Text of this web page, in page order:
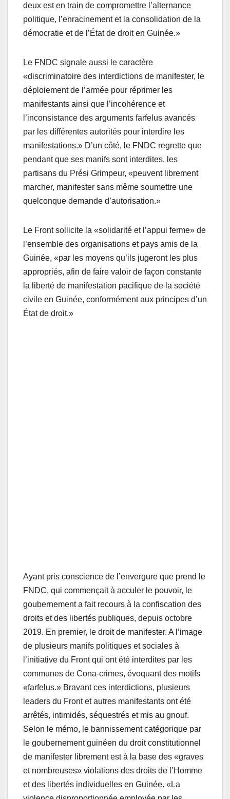
deux est en train de compromettre l’alternance
politique, l’enracinement et la consolidation de la
démocratie et de l’État de droit en Guinée.»
Le FNDC signale aussi le caractère
«discriminatoire des interdictions de manifester, le
déploiement de l’armée pour réprimer les
manifestants ainsi que l’incohérence et
l’inconsistance des arguments farfelus avancés
par les différentes autorités pour interdire les
manifestations.» D’un côté, le FNDC regrette que
pendant que ses manifs sont interdites, les
partisans du Prési Grimpeur, «peuvent librement
marcher, manifester sans même soumettre une
quelconque demande d’autorisation.»
Le Front sollicite la «solidarité et l’appui ferme» de
l’ensemble des organisations et pays amis de la
Guinée, «par les moyens qu’ils jugeront les plus
appropriés, afin de faire valoir de façon constante
la liberté de manifestation pacifique de la société
civile en Guinée, conformément aux principes d’un
État de droit.»
Ayant pris conscience de l’envergure que prend le
FNDC, qui commençait à acculer le pouvoir, le
goubernement a fait recours à la confiscation des
droits et des libertés publiques, depuis octobre
2019. En premier, le droit de manifester. A l’image
de plusieurs manifs politiques et sociales à
l’initiative du Front qui ont été interdites par les
communes de Cona-crimes, évoquant des motifs
«farfelus.» Bravant ces interdictions, plusieurs
leaders du Front et autres manifestants ont été
arrêtés, intimidés, séquestrés et mis au gnouf.
Selon le mémo, le bannissement catégorique par
le goubernement guinéen du droit constitutionnel
de manifester librement est à la base des «graves
et nombreuses» violations des droits de l’Homme
et des libertés individuelles en Guinée. «La